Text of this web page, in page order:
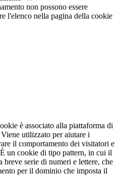
non possono essere
l'elenco nella pagina della cookie
è associato alla piattaforma di
utilizzato per aiutare i
il comportamento dei visitatori e
un cookie di tipo pattern, in cui il
breve serie di numeri e lettere, che
per il dominio che imposta il